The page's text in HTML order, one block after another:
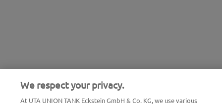
We respect your privacy.
At UTA UNION TANK Eckstein GmbH & Co. KG, we use various